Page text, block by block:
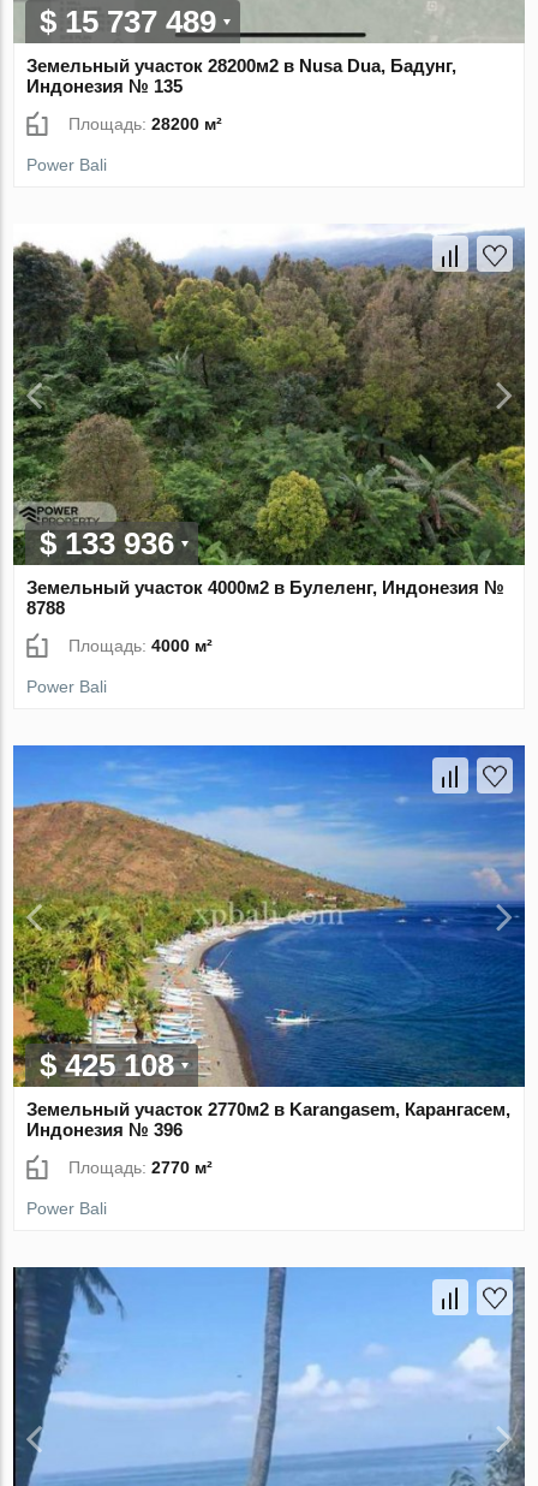
$ 15 737 489
Земельный участок 28200м2 в Nusa Dua, Бадунг,
Индонезия № 135
Площадь:28200 м²
Power Bali
$ 133 936
Земельный участок 4000м2 в Булеленг, Индонезия №
8788
Площадь:4000 м²
Power Bali
$ 425 108
Земельный участок 2770м2 в Karangasem, Карангасем,
Индонезия № 396
Площадь:2770 м²
Power Bali